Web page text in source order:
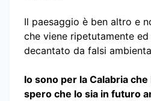
Il paesaggio è ben altro e
che viene ripetutamente
decantato da falsi
Io sono per la Calabria
spero che lo sia in futuro